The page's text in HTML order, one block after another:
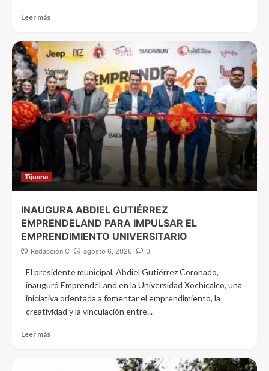
Leer más
Tijuana
INAUGURA ABDIEL GUTIÉRREZ
EMPRENDELAND PARA IMPULSAR EL
EMPRENDIMIENTO UNIVERSITARIO
Redacción C agosto 6, 2026 0
El presidente municipal, Abdiel Gutiérrez Coronado,
inauguró EmprendeLand en la Universidad Xochicalco, una
iniciativa orientada a fomentar el emprendimiento, la
creatividad y la vinculación entre...
Leer más